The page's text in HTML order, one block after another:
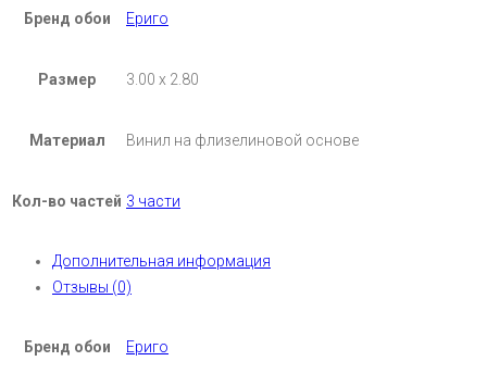
Бренд обои Ериго
Размер 3.00 х 2.80
Материал Винил на флизелиновой основе
Кол-во частей 3 части
Дополнительная информация
Отзывы (0)
Бренд обои Ериго